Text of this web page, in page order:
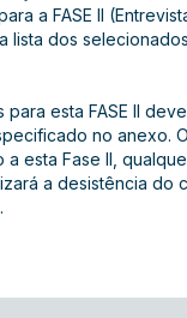
a FASE II
lista dos
para esta FASE II
no anexo.
a esta Fase II,
a desistência do